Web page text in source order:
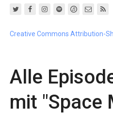
Creative Commons Attribution-
Alle
mit "Space